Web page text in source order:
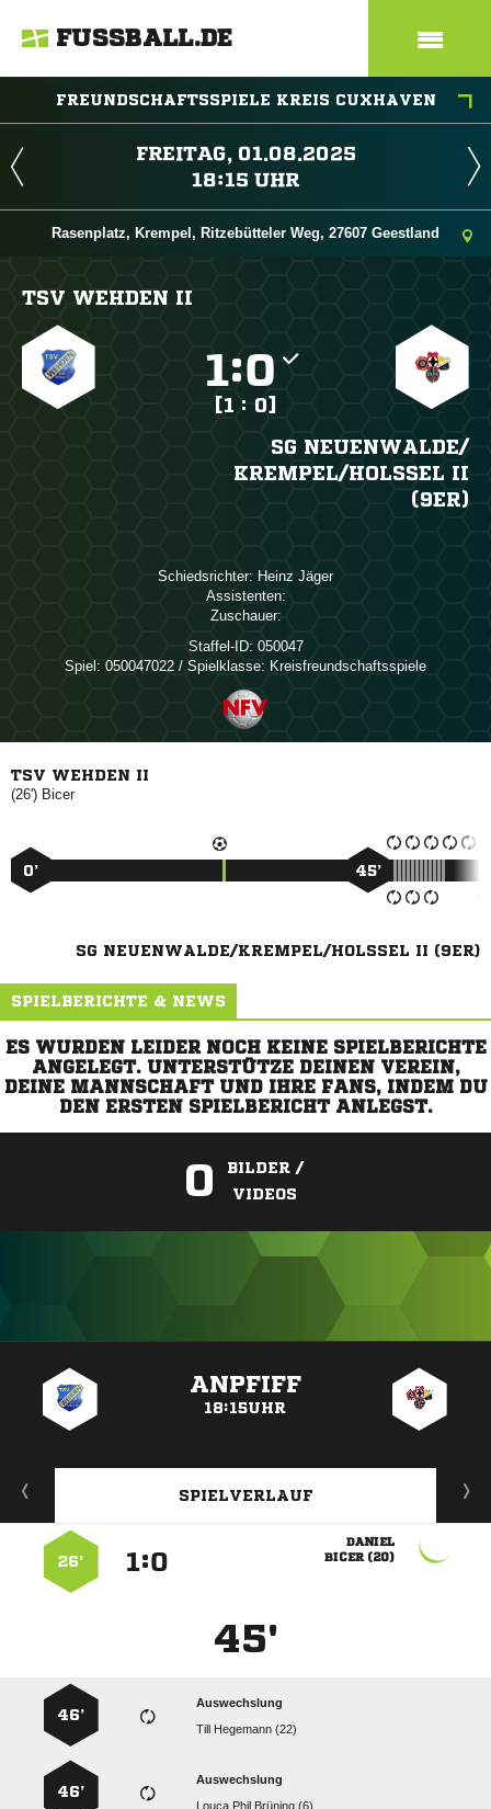
FUSSBALL.DE
FREUNDSCHAFTSSPIELE KREIS CUXHAVEN
 
 
Rasenplatz, Krempel, Ritzebütteler Weg, 27607 Geestland
TSV WEHDEN II
:
[1 : 0]
SG NEUENWALDE/​
KREMPEL/​HOLSSEL II (
9ER)
Schiedsrichter:  
Assistenten:
Zuschauer:
Staffel-ID: 050047
Spiel: 050047022 / Spielklasse: Kreisfreundschaftsspiele
TSV WEHDEN II
(26') 
0’ 45’
SG NEUENWALDE/KREMPEL/HOLSSEL II (9ER)
SPIELBERICHTE & NEWS
ES WURDEN LEIDER NOCH KEINE SPIELBERICHTE
ANGELEGT. UNTERSTÜTZE DEINEN VEREIN,
DEINE MANNSCHAFT UND IHRE FANS, INDEM DU
DEN ERSTEN SPIELBERICHT ANLEGST.
0
BILDER /
VIDEOS
ANPFIFF
18:15UHR
SPIELVERLAUF

 
:
26’
45'
Auswechslung
  
46’
Auswechslung
   
46’